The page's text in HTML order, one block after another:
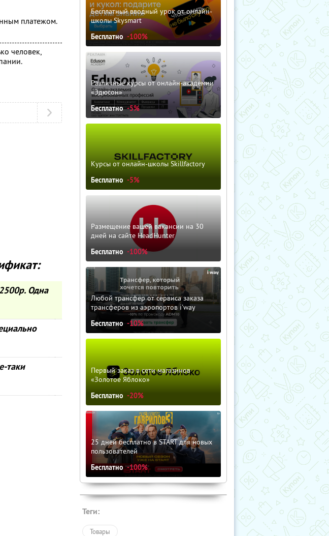
платежом.
человек,
Одна
таки
Бесплатный вводный урок от онлайн-
школы Skysmart
Бесплатно -100%
Различные курсы от онлайн-академии
«Эдюсон»
Бесплатно -5%
Курсы от онлайн-школы Skillfactory
Бесплатно -5%
Размещение вашей вакансии на 30
дней на сайте HeadHunter
Бесплатно -100%
Любой трансфер от сервиса заказа
трансферов из аэропортов i'way
Бесплатно -10%
Первый заказ в сети магазинов
«Золотое Яблоко»
Бесплатно -20%
25 дней бесплатно в START для новых
пользователей
Бесплатно -100%
Теги:
Товары